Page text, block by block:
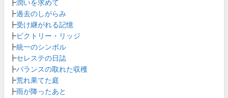
┣潤いを求めて
┣過去のしがらみ
┣受け継がれる記憶
┣ビクトリー・リッジ
┣統一のシンボル
┣セレステの日誌
┣バランスの取れた収穫
┣荒れ果てた庭
┣雨が降ったあと